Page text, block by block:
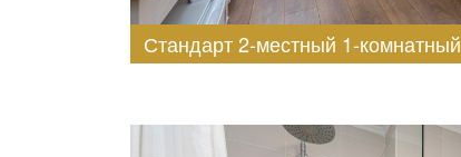
Стандарт 2-местный 1-комнатный